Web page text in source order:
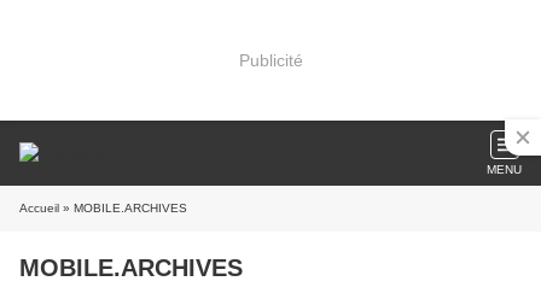
Publicité
MENU
Accueil » MOBILE.ARCHIVES
MOBILE.ARCHIVES